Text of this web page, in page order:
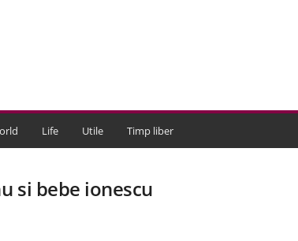
Life Utile Timp liber
si bebe ionescu